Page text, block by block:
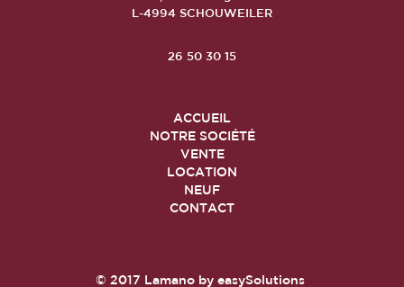
L-4994 SCHOUWEILER
26 50 30 15
ACCUEIL
NOTRE SOCIÉTÉ
VENTE
LOCATION
NEUF
CONTACT
© 2017 Lamanoby easySolutions